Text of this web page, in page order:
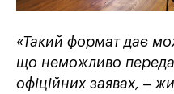
«Такий формат дає
що неможливо
офіційних заявах, –